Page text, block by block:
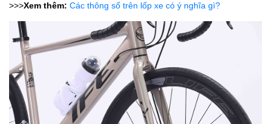
>>>Xem thêm: Các thông số trên lốp xe có ý nghĩa gì?